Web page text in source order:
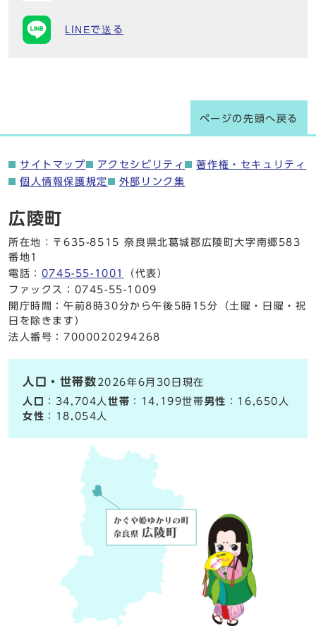
LINEで送る
ページの先頭へ戻る
サイトマップ アクセシビリティ
著作権・セキュリティ
個人情報保護規定
外部リンク集
広陵町
所在地：〒635-8515 奈良県北葛城郡広陵町大字南郷583
番地1
電話： 0745-55-1001
（代表）
ファックス：0745-55-1009
開庁時間：午前8時30分から午後5時15分（土曜・日曜・祝
日を除きます）
法人番号：7000020294268
人口・世帯数 2026年6月30日現在
人口
：34,704人世帯 ：14,199世帯男性 ：16,650人
女性 ：18,054人